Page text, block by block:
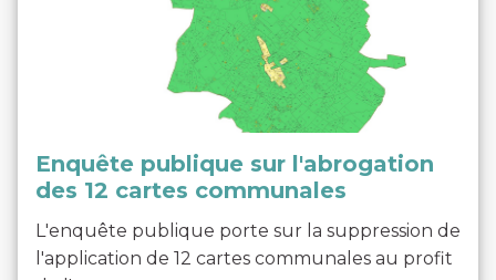
Enquête publique sur l'abrogation
des 12 cartes communales
L'enquête publique porte sur la suppression de
l'application de 12 cartes communales au profit